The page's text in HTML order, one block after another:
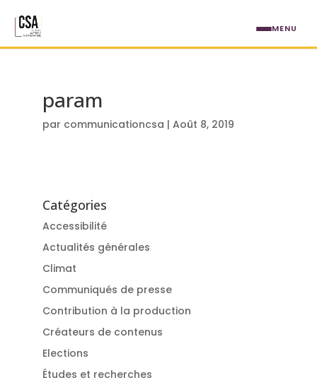
param
par communicationcsa | Août 8, 2019
Catégories
Accessibilité
Actualités générales
Climat
Communiqués de presse
Contribution à la production
Créateurs de contenus
Elections
Études et recherches
MENU